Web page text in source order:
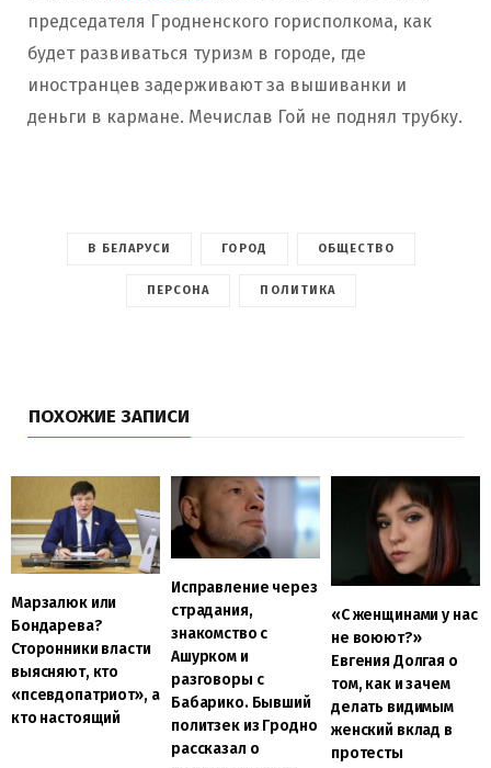
председателя Гродненского горисполкома, как
будет развиваться туризм в городе, где
иностранцев задерживают за вышиванки и
деньги в кармане. Мечислав Гой не поднял трубку.
В БЕЛАРУСИ ГОРОД ОБЩЕСТВО
ПЕРСОНА ПОЛИТИКА
ПОХОЖИЕ ЗАПИСИ
Марзалюк или
Бондарева?
Сторонники власти
выясняют, кто
«псевдопатриот», а
кто настоящий
Исправление через
страдания,
знакомство с
Ашурком и
разговоры с
Бабарико. Бывший
политзек из Гродно
рассказал о
«С женщинами у нас
не воюют?»
Евгения Долгая о
том, как и зачем
делать видимым
женский вклад в
протесты